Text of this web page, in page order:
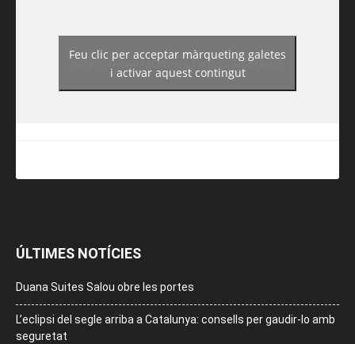
https://www.facebook.com/guiadereus/
Feu clic per acceptar màrqueting galetes
i activar aquest contingut
ÚLTIMES NOTÍCIES
Duana Suites Salou obre les portes
L’eclipsi del segle arriba a Catalunya: consells per gaudir-lo amb
seguretat